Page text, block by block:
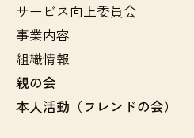
サービス向上委員会
事業内容
組織情報
親の会
本人活動（フレンドの会）